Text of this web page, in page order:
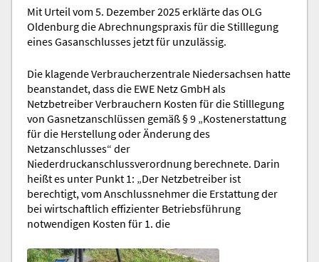
Mit Urteil vom 5. Dezember 2025 erklärte das OLG
Oldenburg die Abrechnungspraxis für die Stilllegung
eines Gasanschlusses jetzt für unzulässig.
Die klagende Verbraucherzentrale Niedersachsen hatte
beanstandet, dass die EWE Netz GmbH als
Netzbetreiber Verbrauchern Kosten für die Stilllegung
von Gasnetzanschlüssen gemäß § 9 „Kostenerstattung
für die Herstellung oder Änderung des
Netzanschlusses“ der
Niederdruckanschlussverordnung berechnete. ​Darin
heißt es unter Punkt 1: „Der Netzbetreiber ist
berechtigt, vom Anschlussnehmer die Erstattung der
bei wirtschaftlich effizienter Betriebsführung
notwendigen Kosten für 1. die